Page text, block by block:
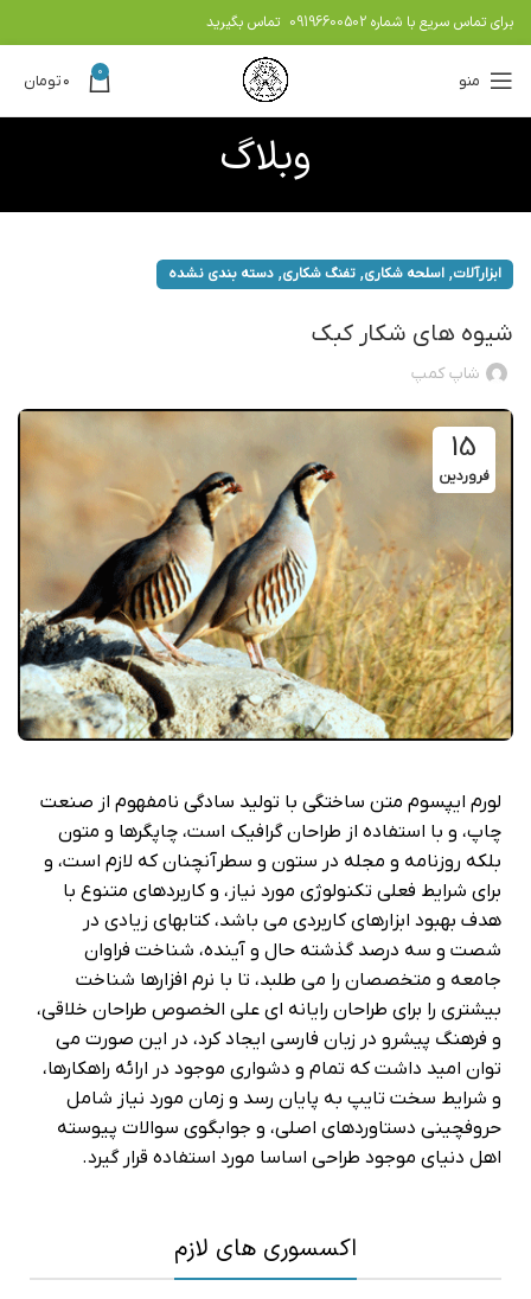
برای تماس سریع با شماره 09196600502 تماس بگیرید
منو 0 ۰تومان
وبلاگ
ابزارآلات, اسلحه شکاری, تفنگ شکاری, دسته بندی نشده
شیوه های شکار کبک
شاپ کمپ
15
فروردین
لورم ایپسوم متن ساختگی با تولید سادگی نامفهوم از صنعت
چاپ، و با استفاده از طراحان گرافیک است، چاپگرها و متون
بلکه روزنامه و مجله در ستون و سطرآنچنان که لازم است، و
برای شرایط فعلی تکنولوژی مورد نیاز، و کاربردهای متنوع با
هدف بهبود ابزارهای کاربردی می باشد، کتابهای زیادی در
شصت و سه درصد گذشته حال و آینده، شناخت فراوان
جامعه و متخصصان را می طلبد، تا با نرم افزارها شناخت
بیشتری را برای طراحان رایانه ای علی الخصوص طراحان خلاقی،
و فرهنگ پیشرو در زبان فارسی ایجاد کرد، در این صورت می
توان امید داشت که تمام و دشواری موجود در ارائه راهکارها،
و شرایط سخت تایپ به پایان رسد و زمان مورد نیاز شامل
حروفچینی دستاوردهای اصلی، و جوابگوی سوالات پیوسته
اهل دنیای موجود طراحی اساسا مورد استفاده قرار گیرد.
اکسسوری های لازم